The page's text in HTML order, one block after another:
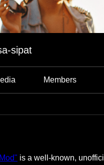
sipat
Members
is a well-known,